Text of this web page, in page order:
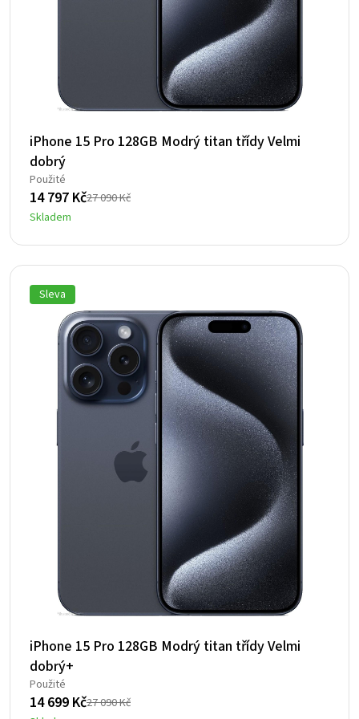
iPhone 15 Pro 128GB Modrý titan třídy Velmi
dobrý
Použité
27 090Kč
Původní
cena
byla:
27
090 Kč.
14 797 Kč
Aktuální
cena
je:
14
797 Kč.
Skladem
Sleva
iPhone 15 Pro 128GB Modrý titan třídy Velmi
dobrý+
Použité
27 090Kč
Původní
14 699 Kč
Aktuální